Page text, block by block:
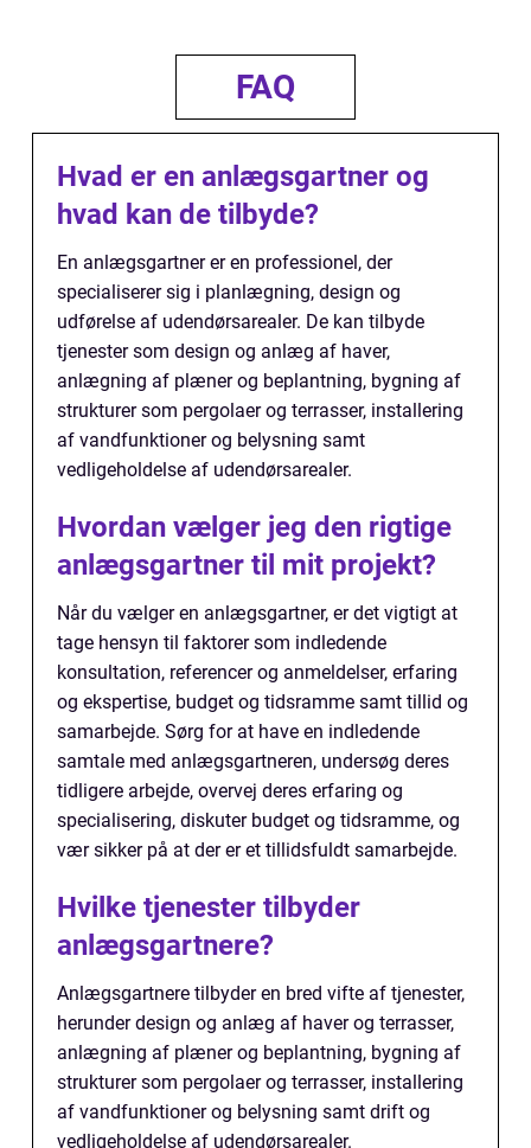
FAQ
Hvad er en anlægsgartner og
hvad kan de tilbyde?
En anlægsgartner er en professionel, der
specialiserer sig i planlægning, design og
udførelse af udendørsarealer. De kan tilbyde
tjenester som design og anlæg af haver,
anlægning af plæner og beplantning, bygning af
strukturer som pergolaer og terrasser, installering
af vandfunktioner og belysning samt
vedligeholdelse af udendørsarealer.
Hvordan vælger jeg den rigtige
anlægsgartner til mit projekt?
Når du vælger en anlægsgartner, er det vigtigt at
tage hensyn til faktorer som indledende
konsultation, referencer og anmeldelser, erfaring
og ekspertise, budget og tidsramme samt tillid og
samarbejde. Sørg for at have en indledende
samtale med anlægsgartneren, undersøg deres
tidligere arbejde, overvej deres erfaring og
specialisering, diskuter budget og tidsramme, og
vær sikker på at der er et tillidsfuldt samarbejde.
Hvilke tjenester tilbyder
anlægsgartnere?
Anlægsgartnere tilbyder en bred vifte af tjenester,
herunder design og anlæg af haver og terrasser,
anlægning af plæner og beplantning, bygning af
strukturer som pergolaer og terrasser, installering
af vandfunktioner og belysning samt drift og
vedligeholdelse af udendørsarealer.